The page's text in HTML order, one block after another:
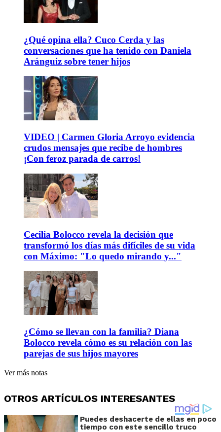
¿Qué opina ella? Cuco Cerda y las
conversaciones que ha tenido con Daniela
Aránguiz sobre tener hijos
VIDEO | Carmen Gloria Arroyo evidencia
crudos mensajes que recibe de hombres
¡Con feroz parada de carros!
Cecilia Bolocco revela la decisión que
transformó los días más difíciles de su vida
con Máximo: "Lo quedo mirando y..."
¿Cómo se llevan con la familia? Diana
Bolocco revela cómo es su relación con las
parejas de sus hijos mayores
Ver más notas
OTROS ARTÍCULOS INTERESANTES
Puedes deshacerte de ellas en poco
tiempo con este sencillo truco